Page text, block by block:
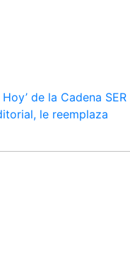
de la Cadena SER
le reemplaza